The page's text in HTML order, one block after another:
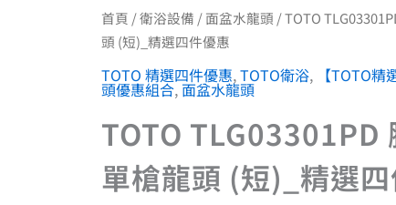
首頁 /衛浴設備 /面盆水龍頭 / TOTO
頭 (短)_精選四件優惠
TOTO 精選四件優惠,TOTO衛浴, 【TOTO
頭優惠組合, 面盆水龍頭
TOTO TLG03301PD
單槍龍頭 (短)_精選
原
始
價
格：
目
價
格：
TOTO
TLG03301PD
臉
盆
用
槍
龍
(短)_